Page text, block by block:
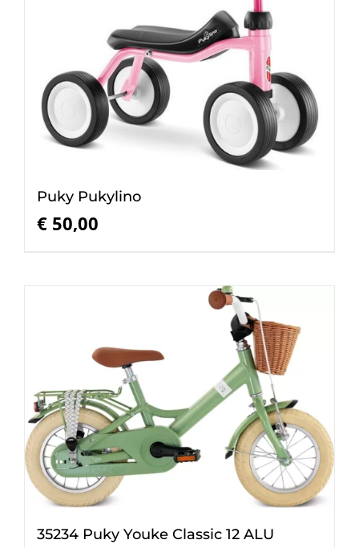
Puky Pukylino
€ 50,00
35234 Puky Youke Classic 12 ALU